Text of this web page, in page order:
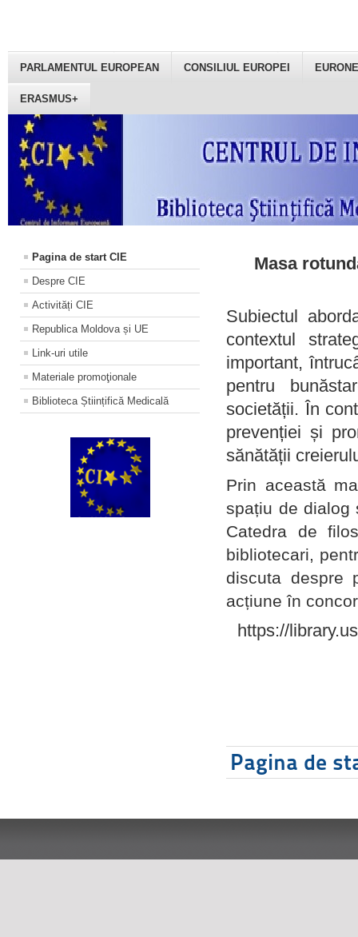
PARLAMENTUL EUROPEAN CONSILIUL EUROPEI
ERASMUS+
Pagina de start CIE
Despre CIE
Activități CIE
Republica Moldova și UE
Link-uri utile
Materiale promoţionale
Biblioteca Științifică Medicală
Masa
Subiectul
contextul
important,
pentru
societății. În
prevenției și
sănătății
Prin această
spațiu de dialog
Catedra de
bibliotecari,
discuta despre
acțiune în
https://
Pagina de